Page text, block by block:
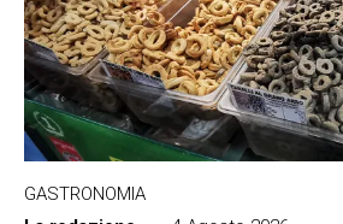
GASTRONOMIA